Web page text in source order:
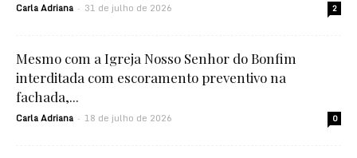
Carla Adriana - 31 de julho de 2026 2
Mesmo com a Igreja Nosso Senhor do Bonfim
interditada com escoramento preventivo na
fachada,...
Carla Adriana - 18 de julho de 2026 0